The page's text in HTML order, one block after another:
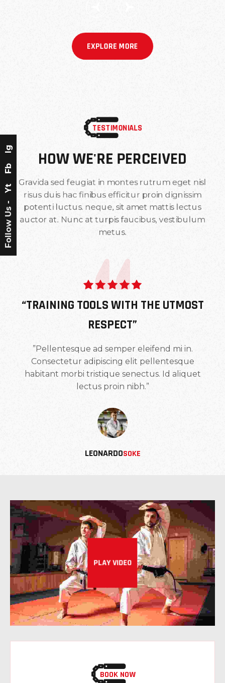
EXPLORE MORE
TESTIMONIALS
HOW WE'RE PERCEIVED
Gravida sed feugiat in montes rutrum eget nisl
risus duis hac finibus efficitur proin dignissim
potenti luctus. neque, sit amet mattis lectus
auctor at. Nunc at turpis faucibus, vestibulum
metus.
LEONARDOSOKE
“TRAINING TOOLS WITH THE UTMOST
RESPECT”
”Pellentesque ad semper eleifend mi in.
Consectetur adipiscing elit pellentesque
habitant morbi tristique senectus. Id aliquet
lectus proin nibh.”
PLAY VIDEO
BOOK NOW
Follow Us -
Yt
Fb
Ig